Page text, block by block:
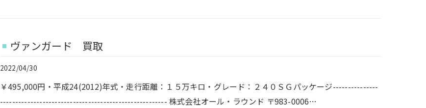
ヴァンガード 買取
2022/04/30
￥495,000円・平成24(2012)年式・走行距離：１５万キロ・グレード：２４０ＳＧパッケージ---------------
------------------------------------------------------- 株式会社オール・ラウンド 〒983-0006…